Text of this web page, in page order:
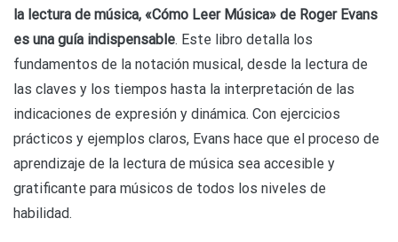
la lectura de música, «Cómo Leer Música» de Roger Evans
es una guía indispensable. Este libro detalla los
fundamentos de la notación musical, desde la lectura de
las claves y los tiempos hasta la interpretación de las
indicaciones de expresión y dinámica. Con ejercicios
prácticos y ejemplos claros, Evans hace que el proceso de
aprendizaje de la lectura de música sea accesible y
gratificante para músicos de todos los niveles de
habilidad.